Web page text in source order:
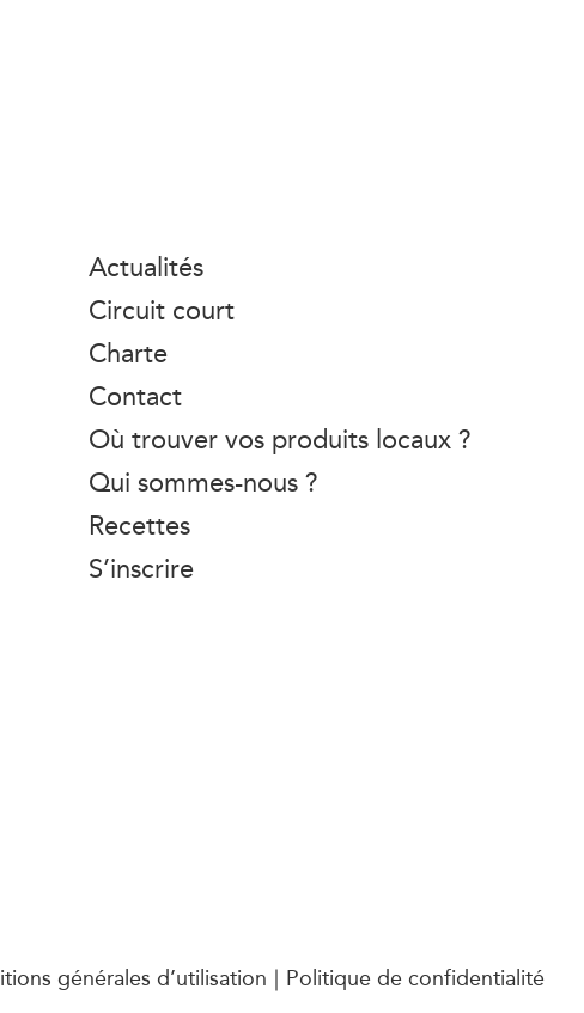
Actualités
Circuit court
Charte
Contact
Où trouver vos produits locaux ?
Qui sommes-nous ?
Recettes
S’inscrire
générales d’utilisation Politique de confidentialité